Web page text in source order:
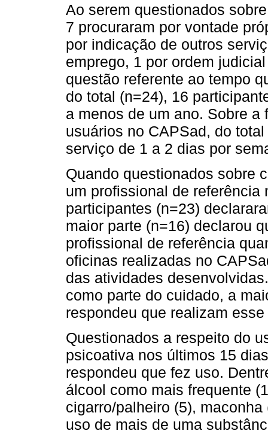
Ao serem questionados
7 procuraram por vontade
por indicação de outros
emprego, 1 por ordem
questão referente ao tempo
do total (n=24), 16
a menos de um ano. Sobre
usuários no CAPSad, do
serviço de 1 a 2 dias por
Quando questionados sobre
um profissional de
participantes (n=23)
maior parte (n=16) declarou
profissional de referência
oficinas realizadas no
das atividades
como parte do cuidado, a
respondeu que realizam
Questionados a respeito do
psicoativa nos últimos 15
respondeu que fez uso.
álcool como mais frequente
cigarro/palheiro (5),
uso de mais de uma